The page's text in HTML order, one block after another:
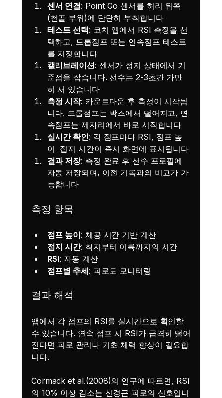
센서 연결: Point Go 센서를 허리 뒤쪽
(천골 부위)에 단단히 부착합니다
테스트 선택: 코치 앱에서 RSI 측정을 선
택하고, 드롭점프 또는 연속점프 테스트
를 지정합니다
캘리브레이션: 센서가 정지 상태에서 기
준점을 잡습니다. 선수는 2-3초간 가만
히 서 있습니다
측정 시작: 카운트다운 후 측정이 시작됩
니다. 드롭점프는 박스에서 떨어지고, 연
속점프는 제자리에서 바로 시작합니다
실시간 확인: 각 점프마다 RSI, 점프 높
이, 접지 시간이 즉시 화면에 표시됩니다
결과 저장: 측정 완료 후 선수 프로필에
자동 저장되며, 이전 기록과의 비교가 가
능합니다
측정 항목
점프 높이: 체공 시간 기반 계산
접지 시간: 착지부터 이륙까지의 시간
RSI: 자동 계산
점프별 추세: 피로도 모니터링
결과 해석
앱에서 각 점프의 RSI를 실시간으로 확인할
수 있습니다. 연속 점프 시 RSI가 급격히 떨어
진다면 피로 관리나 기초 체력 향상이 필요합
니다.
Cormack et al.(2008)의 연구에 따르면, RSI
의 10% 이상 감소는 신경근 피로의 신호입니